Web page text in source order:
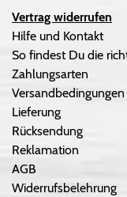
Vertrag widerrufen
Hilfe und Kontakt
So findest Du die
Zahlungsarten
Versandbedingungen
Lieferung
Rücksendung
Reklamation
AGB
Widerrufsbelehrung